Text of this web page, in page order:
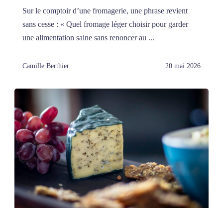
Sur le comptoir d’une fromagerie, une phrase revient
sans cesse : « Quel fromage léger choisir pour garder
une alimentation saine sans renoncer au ...
Camille Berthier 20 mai 2026